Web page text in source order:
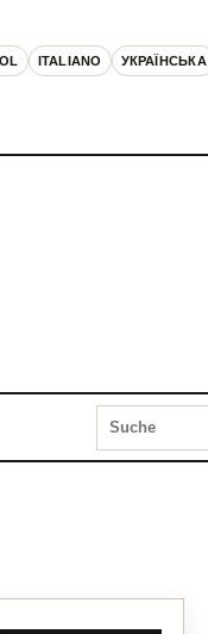
ITALIANO УКРАЇНСЬКА